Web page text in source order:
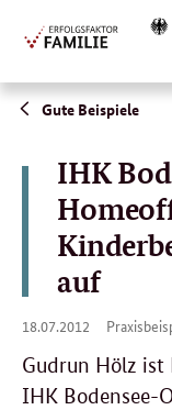
Direktlink:
Gute Beispiele
IHK
auf
18.07.2012
18.
2012
Gudrun Hölz
IHK Bodensee-